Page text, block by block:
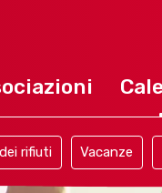
rifiuti Vacanze